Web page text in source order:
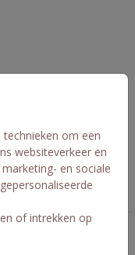
om een
websiteverkeer en
en sociale
of intrekken op
hem in of hang
het liefste kamertje
ook leuk